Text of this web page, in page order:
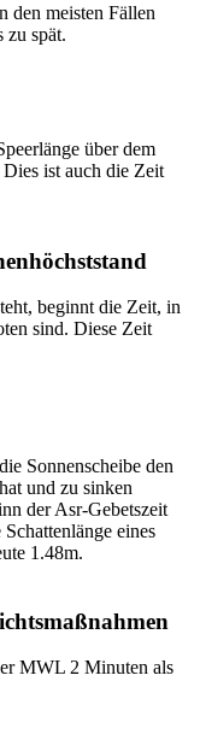
den meisten Fällen
zu spät.
über dem
ist auch die Zeit
beginnt die Zeit, in
sind. Diese Zeit
Sonnenscheibe den
und zu sinken
der Asr-Gebetszeit
eines
1.48m.
MWL 2 Minuten als